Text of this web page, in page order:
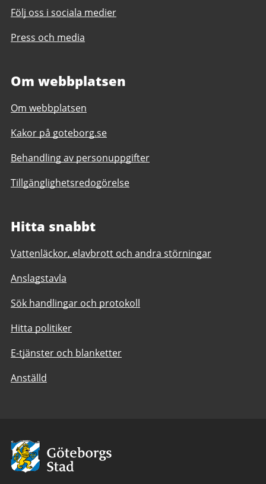
Följ oss i sociala medier
Press och media
Om webbplatsen
Om webbplatsen
Kakor på goteborg.se
Behandling av personuppgifter
Tillgänglighetsredogörelse
Hitta snabbt
Vattenläckor, elavbrott och andra störningar
Anslagstavla
Sök handlingar och protokoll
Hitta politiker
E-tjänster och blanketter
Anställd
Avsändare:
Göteborgs
Stad